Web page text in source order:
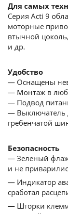
Для самых
Серия Acti 9
моторные
втычной
и др.
Удобство
— Оснащены
— Монтаж в
— Подвод
— Выключатель
гребенчатой
Безопасность
— Зеленый
и не
— Индикатор
сработал
— Шторки